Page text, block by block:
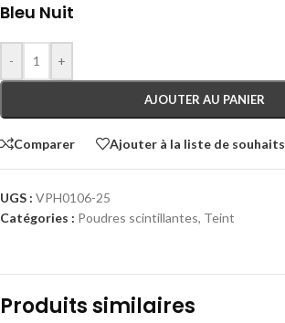
Bleu Nuit
- +
AJOUTER AU PANIER
Comparer Ajouter à la liste de souhaits
UGS : VPH0106-25
Catégories : Poudres scintillantes, Teint
Produits similaires